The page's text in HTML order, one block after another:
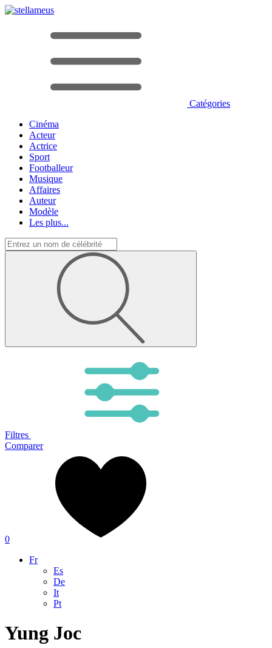
Catégories
Cinéma
Acteur
Actrice
Sport
Footballeur
Musique
Affaires
Auteur
Modèle
Les plus...
Filtres
Comparer
0
Fr
Es
De
It
Pt
Yung Joc